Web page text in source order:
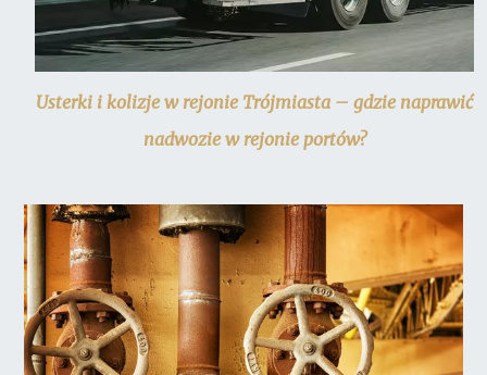
Usterki i kolizje w rejonie Trójmiasta – gdzie naprawić
nadwozie w rejonie portów?